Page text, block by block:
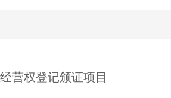
营权登记颁证项目